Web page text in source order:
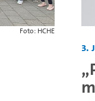
Foto: HCHE
3.